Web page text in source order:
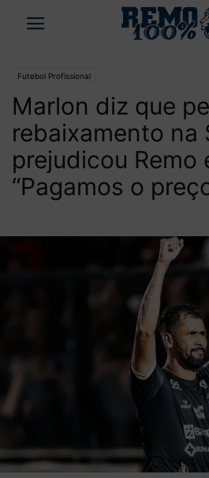
Futebol Profissional
Marlon diz que
rebaixamento na
prejudicou Remo
“Pagamos o